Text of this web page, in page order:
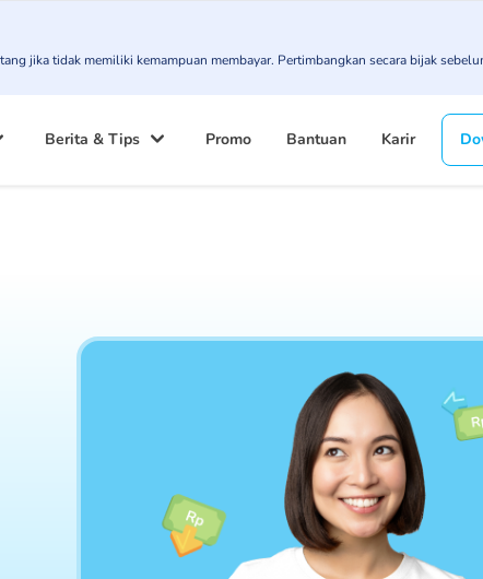
jika tidak memiliki kemampuan membayar. Pertimbangkan secara bijak
Berita & Tips Promo Bantuan Karir